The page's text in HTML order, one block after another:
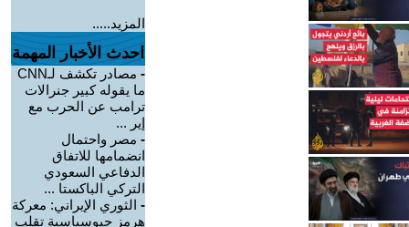
المزيد.....
احدث الأخبار المهمة
-
مصادر تكشف لـCNN
ما يقوله كبير جنرالات
ترامب عن الحرب مع
إير ...
- مصر واحتمال
انضمامها للاتفاق
الدفاعي السعودي
التركي الباكستا ...
- الثوري الإيراني: معركة
هرمز جيوسياسية تقلب